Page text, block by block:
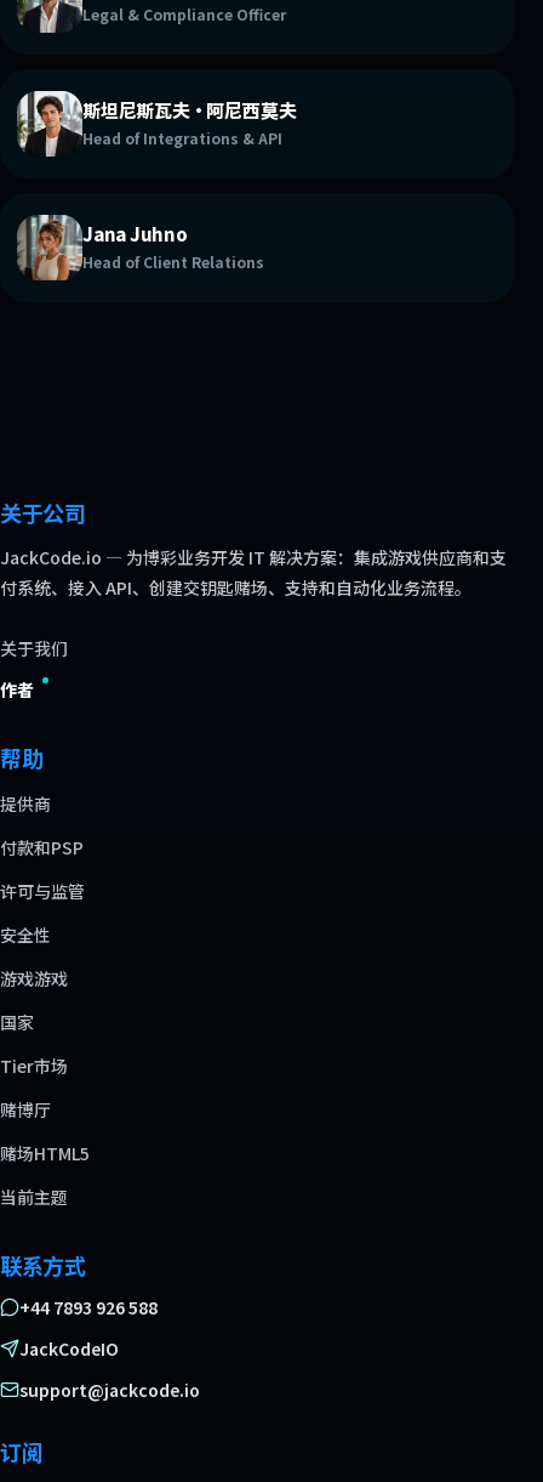
Legal & Compliance Officer
斯坦尼斯瓦夫·阿尼西莫夫
Head of Integrations & API
Jana Juhno
Head of Client Relations
关于公司
JackCode.io — 为博彩业务开发 IT 解决方案：集成游戏供应商和支
付系统、接入 API、创建交钥匙赌场、支持和自动化业务流程。
关于我们
作者
帮助
提供商
付款和PSP
许可与监管
安全性
游戏游戏
国家
Tier市场
赌博厅
赌场HTML5
当前主题
联系方式
+44 7893 926 588
JackCodeIO
support@jackcode.io
订阅